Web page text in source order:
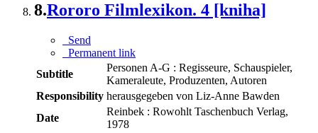
8.Rororo Filmlexikon. 4 [kniha]
Send
Permanent link
Subtitle
Personen A-G : Regisseure, Schauspieler,
Kameraleute, Produzenten, Autoren
Responsibility herausgegeben von Liz-Anne Bawden
Date
Reinbek : Rowohlt Taschenbuch Verlag,
1978